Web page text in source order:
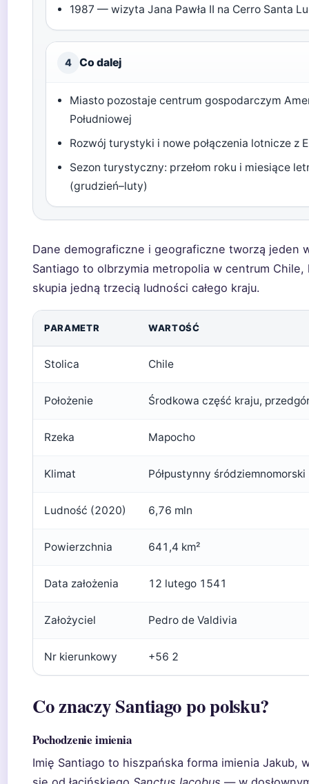
1987 — wizyta Jana Pawła II na Cerro Santa
4 Co dalej
Miasto pozostaje centrum gospodarczym
Południowej
Rozwój turystyki i nowe połączenia lotnicze z
Sezon turystyczny: przełom roku i miesiące
(grudzień–luty)
Dane demograficzne i geograficzne tworzą jeden
Santiago to olbrzymia metropolia w centrum Chile,
skupia jedną trzecią ludności całego kraju.
PARAMETR WARTOŚĆ
Stolica Chile
Położenie Środkowa część kraju,
Rzeka Mapocho
Klimat Półpustynny śródziemnomorski
Ludność (2020) 6,76 mln
Powierzchnia 641,4 km²
Data założenia 12 lutego 1541
Założyciel Pedro de Valdivia
Nr kierunkowy +56 2
Co znaczy Santiago po polsku?
Pochodzenie imienia
Imię Santiago to hiszpańska forma imienia Jakub,